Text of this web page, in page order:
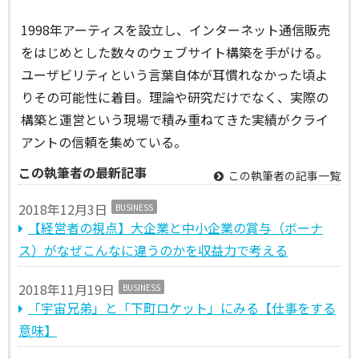
1998年アーティスを設立し、インターネット通信販売
をはじめとした数々のウェブサイト構築を手がける。
ユーザビリティという言葉自体が耳慣れなかった頃よ
りその可能性に着目。理論や研究だけでなく、実際の
構築と運営という現場で積み重ねてきた実績がクライ
アントの信頼を集めている。
この執筆者の最新記事
この執筆者の記事一覧
2018年12月3日 BUSINESS
【経営者の視点】大企業と中小企業の賞与（ボーナ
ス）がなぜこんなに違うのかを収益力で考える
2018年11月19日 BUSINESS
「宇宙兄弟」と「下町ロケット」にみる【仕事をする
意味】